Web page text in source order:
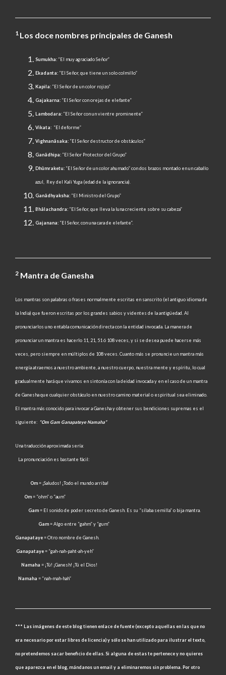
1 Los doce nombres principales de Ganesh
Sumukha: “El muy agraciado Señor”
Ekadanta: “El Señor, que tiene un solo colmillo”
Kapila: “El Señor de un color rojizo”
Gajakarna: “El Señor con orejas de elefante”
Lambodara: “El Señor con un vientre prominente”
Vikata: “El deforme”
Vighnanâsaka: “El Señor destructor de obstáculos”
Ganâdhipa: “El Señor Protector del Grupo”
Dhûmraketu: “El Señor de un color ahumado” con dos brazos montado en un caballo
azul, Rey del Kali Yuga (edad de la ignorancia).
Ganâdhyaksha: “El Ministro del Grupo”
Bhâlachandra: “El Señor, que lleva la luna creciente sobre su cabeza”
Gajanana: “El Señor, con una cara de elefante”.
2 Mantra de Ganesha
Los mantras son palabras o frases normalmente escritas en sanscrito (el antiguo idioma de
la India) que fueron escritas por los grandes sabios y videntes de la antigüedad. Al
pronunciarlos uno entabla comunicación directa con la entidad invocada. La manera de
pronunciar un mantra es hacerlo 11, 21, 51 ó 108 veces, y si se desea puede hacerse más
veces, pero siempre en múltiplos de 108 veces. Cuanto más se pronuncie un mantra más
energía atraemos a nuestro ambiente, a nuestro cuerpo, nuestra mente y espíritu, lo cual
gradualmente hará que vivamos en sintonía con la deidad invocada y en el caso de un mantra
de Ganesha que cualquier obstáculo en nuestro camino material o espiritual sea eliminado.
El mantra más conocido para invocar a Ganesha y obtener sus bendiciones supremas es el
siguiente: “Om Gam Ganapateye Namaha”
Una traducción aproximada sería:
La pronunciación es bastante fácil:
Om= ¡Saludos! ¡Todo el mundo arriba!
Om= “ohm” o “aum”
Gam= El sonido de poder secreto de Ganesh. Es su “sílaba semilla” o bija mantra.
Gam= Algo entre “gahm” y “gum”
Ganapataye= Otro nombre de Ganesh.
Ganapataye= “gah-nah-paht-ah-yeh”
Namaha = ¡Tú! ¡Ganesh! ¡Tú el Dios!
Namaha = “nah-mah-hah”
*** Las imágenes de este blog tienen enlace de fuente (excepto aquellas en las que no
era necesario por estar libres de licencia) y sólo se han utilizado para ilustrar el texto,
no pretendemos sacar beneficio de ellas. Si alguna de estas te pertenece y no quieres
que aparezca en el blog, mándanos un email y a eliminaremos sin problema. Por otro